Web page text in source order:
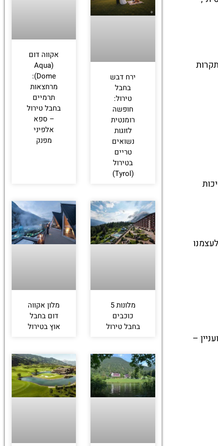
–
ירח דבש
בחבל
טירול:
חופשה
רומנטית
לזוגות
נשואים
טריים
בטירול
(Tyrol)
אקווה דום
(Aqua
Dome):
מרחצאות
תרמיים
בחבל טירול
– ספא
אלפיני
מפנק
מלונות 5
כוכבים
בחבל טירול
מלון אקווה
דום בחבל
אוץ בטירול